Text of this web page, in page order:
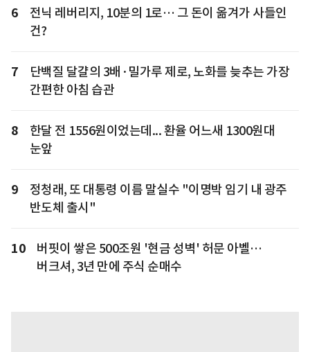
6
전닉 레버리지, 10분의 1로… 그 돈이 옮겨가 사들인
건?
7
단백질 달걀의 3배·밀가루 제로, 노화를 늦추는 가장
간편한 아침 습관
8
한달 전 1556원이었는데... 환율 어느새 1300원대
눈앞
9
정청래, 또 대통령 이름 말실수 "이명박 임기 내 광주
반도체 출시"
10
버핏이 쌓은 500조원 '현금 성벽' 허문 아벨…
버크셔, 3년 만에 주식 순매수